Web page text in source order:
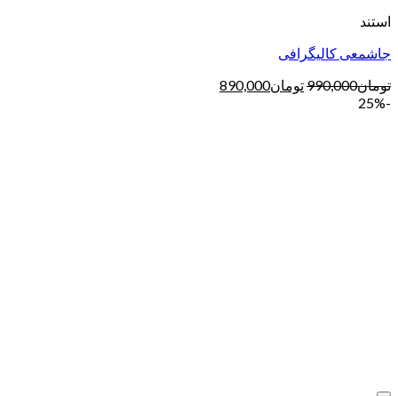
استند
جاشمعی کالیگرافی
تومان990,000تومان890,000
-25%